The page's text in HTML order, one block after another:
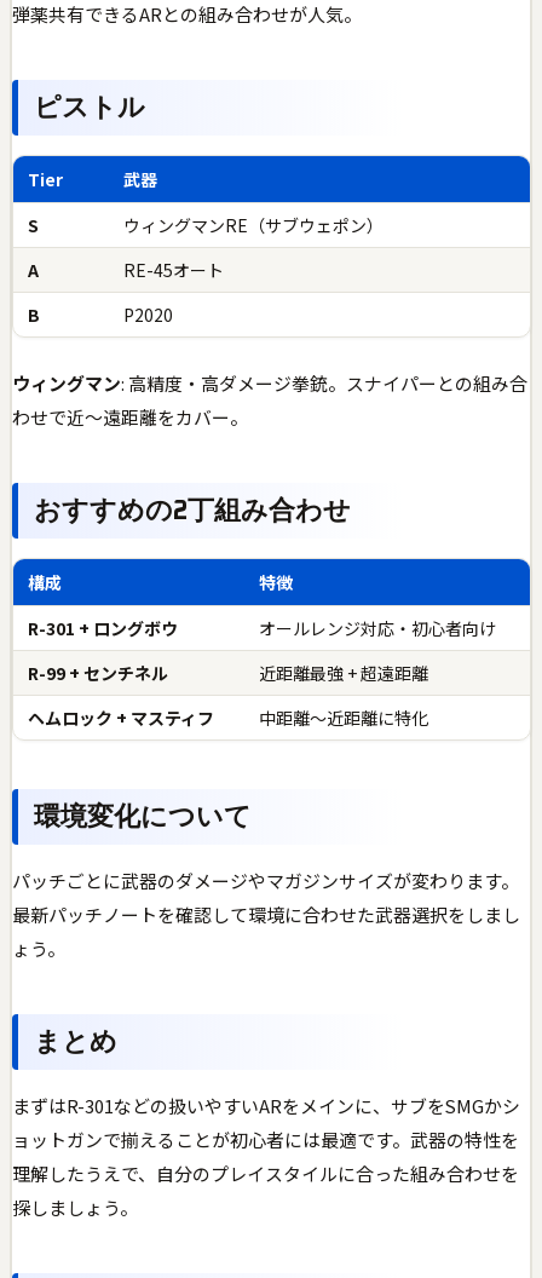
弾薬共有できるARとの組み合わせが人気。
ピストル
Tier
武器
S
ウィングマンRE（サブウェポン）
A
RE-45オート
B
P2020
ウィングマン: 高精度・高ダメージ拳銃。スナイパーとの組み合
わせで近〜遠距離をカバー。
おすすめの2丁組み合わせ
構成
特徴
R-301 + ロングボウ
オールレンジ対応・初心者向け
R-99 + センチネル
近距離最強 + 超遠距離
ヘムロック + マスティフ
中距離〜近距離に特化
環境変化について
パッチごとに武器のダメージやマガジンサイズが変わります。
最新パッチノートを確認して環境に合わせた武器選択をしまし
ょう。
まとめ
まずはR-301などの扱いやすいARをメインに、サブをSMGかシ
ョットガンで揃えることが初心者には最適です。武器の特性を
理解したうえで、自分のプレイスタイルに合った組み合わせを
探しましょう。